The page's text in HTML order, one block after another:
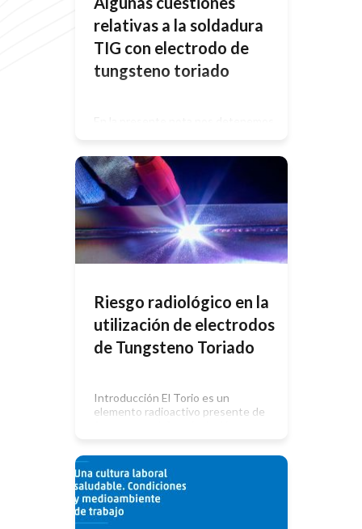
relativas a la soldadura
TIG con electrodo de
tungsteno toriado
Inert Gas). Es muy común que en
este tipo de máquina se utilicen
electrodos de tungsteno toriado. El
Torio, que posee el electrodo es un
elemento radioactivo natural. Esto
significa que emite radiación
ionizante, pudiendo hacerlo en el […]
Riesgo radiológico en la
utilización de electrodos
de Tungsteno Toriado
Introducción El Torio es un
elemento radioactivo presente de
partículas alfa, aunque entre sus
descendientes también pueden
encontrarse partículas beta y
gamma. Caracteristicas del Torio-
232 En la industria se utiliza en la
fabricación de electrodos